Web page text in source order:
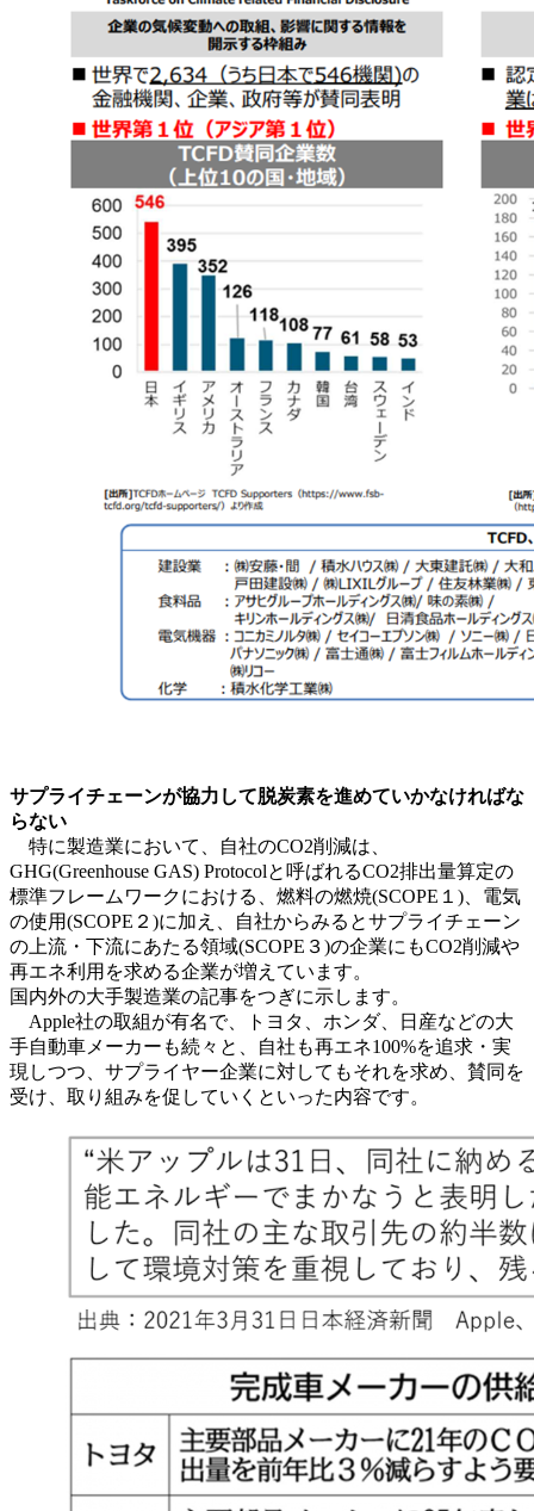
サプライチェーンが協力して脱炭素を進めていかなければな
らない
特に製造業において、自社のCO2削減は、
GHG(Greenhouse GAS) Protocolと呼ばれるCO2排出量算定の
標準フレームワークにおける、燃料の燃焼(SCOPE１)、電気
の使用(SCOPE２)に加え、自社からみるとサプライチェーン
の上流・下流にあたる領域(SCOPE３)の企業にもCO2削減や
再エネ利用を求める企業が増えています。
国内外の大手製造業の記事をつぎに示します。
Apple社の取組が有名で、トヨタ、ホンダ、日産などの大
手自動車メーカーも続々と、自社も再エネ100%を追求・実
現しつつ、サプライヤー企業に対してもそれを求め、賛同を
受け、取り組みを促していくといった内容です。